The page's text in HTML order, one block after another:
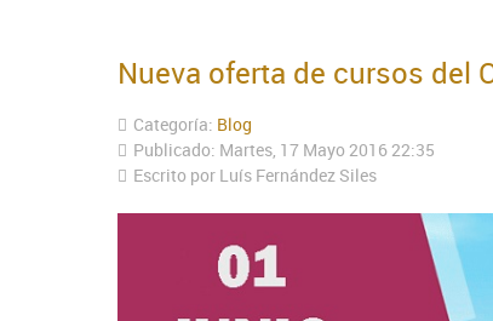
Nueva oferta de cursos del
Categoría: Blog
Publicado: Martes, 17 Mayo 2016 22:35
Escrito por Luís Fernández Siles